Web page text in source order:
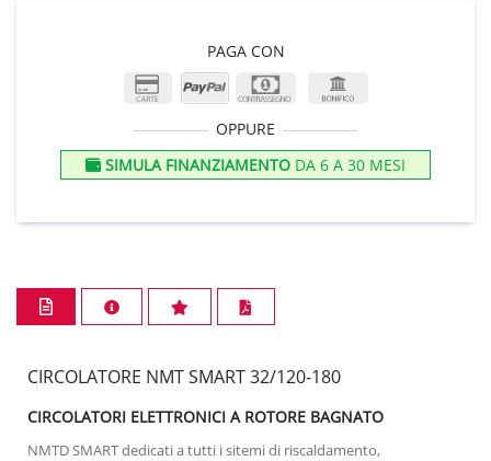
PAGA CON
OPPURE
SIMULA FINANZIAMENTO DA 6 A 30 MESI
CIRCOLATORE NMT SMART 32/120-180
CIRCOLATORI ELETTRONICI A ROTORE BAGNATO
NMTD SMART dedicati a tutti i sitemi di riscaldamento,